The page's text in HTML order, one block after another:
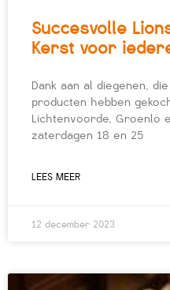
Succesvolle
Kerst voor
Dank aan al diegenen,
producten hebben
Lichtenvoorde, Groenlo
zaterdagen 18 en 25
LEES MEER
12 december 2023